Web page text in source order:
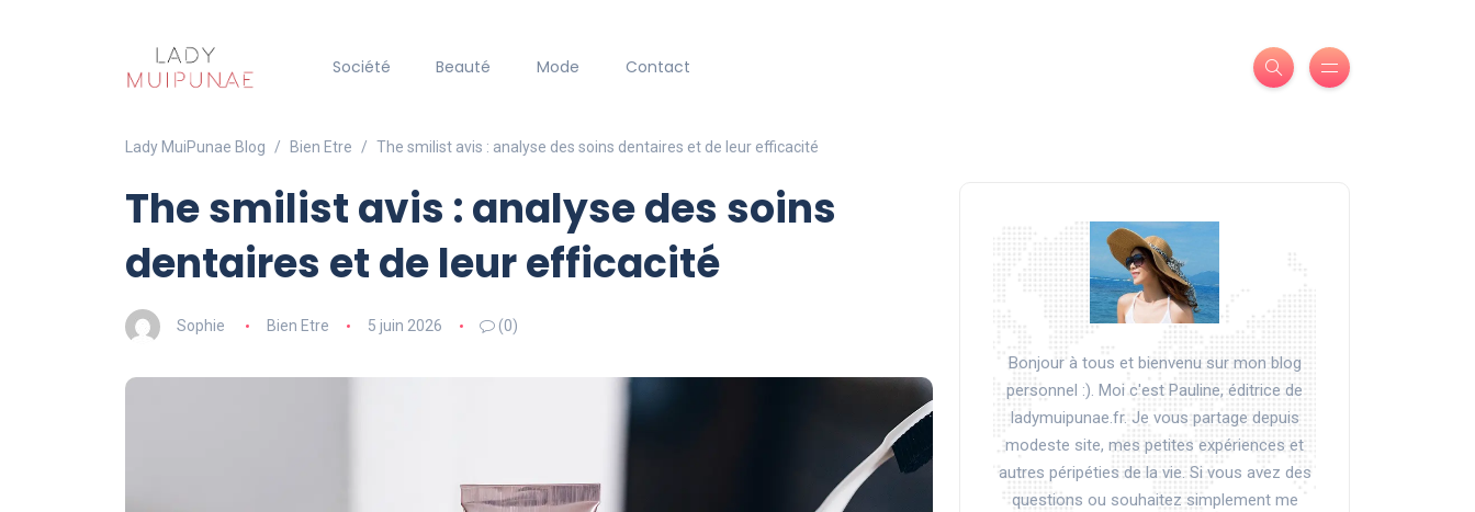
Société Beauté Mode Contact
Lady MuiPunae Blog Bien Etre The smilist avis : analyse des soins dentaires et de leur efficacité
The smilist avis : analyse des soins
dentaires et de leur efficacité
Sophie Bien Etre 5 juin 2026 (0)
Bonjour à tous et bienvenu sur mon blog
personnel :). Moi c'est Pauline, éditrice de
ladymuipunae.fr. Je vous partage depuis
modeste site, mes petites expériences et
autres péripéties de la vie. Si vous avez des
questions ou souhaitez simplement me